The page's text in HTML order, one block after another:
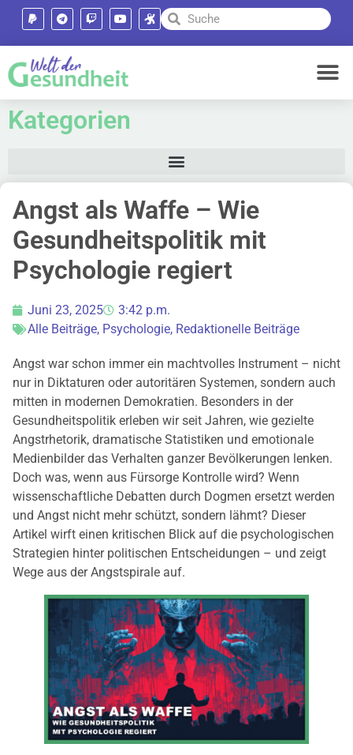
Kategorien
Angst als Waffe – Wie
Gesundheitspolitik mit
Psychologie regiert
Juni 23, 2025
3:42 p.m.
Alle Beiträge, Psychologie, Redaktionelle Beiträge
Angst war schon immer ein machtvolles Instrument – nicht
nur in Diktaturen oder autoritären Systemen, sondern auch
mitten in modernen Demokratien. Besonders in der
Gesundheitspolitik erleben wir seit Jahren, wie gezielte
Angstrhetorik, dramatische Statistiken und emotionale
Medienbilder das Verhalten ganzer Bevölkerungen lenken.
Doch was, wenn aus Fürsorge Kontrolle wird? Wenn
wissenschaftliche Debatten durch Dogmen ersetzt werden
und Angst nicht mehr schützt, sondern lähmt? Dieser
Artikel wirft einen kritischen Blick auf die psychologischen
Strategien hinter politischen Entscheidungen – und zeigt
Wege aus der Angstspirale auf.